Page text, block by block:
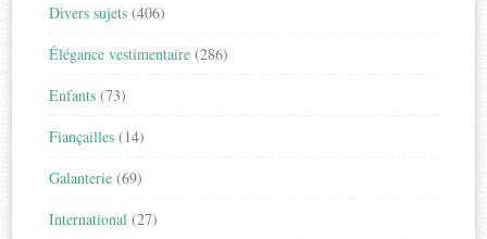
Divers sujets (406)
Élégance vestimentaire (286)
Enfants (73)
Fiançailles (14)
Galanterie (69)
International (27)